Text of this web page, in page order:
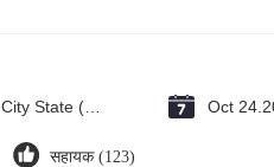
Oct
सहायक (123)